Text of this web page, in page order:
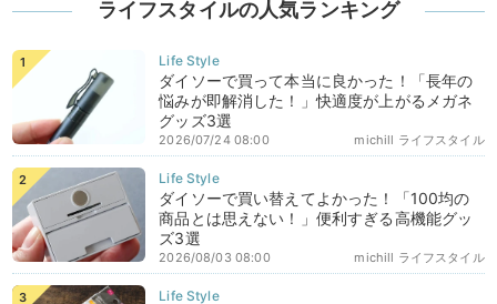
ライフスタイルの人気ランキング
ダイソーで買って本当に良かった！「長年の
悩みが即解消した！」快適度が上がるメガネ
グッズ3選
michill ライフスタイル
2026/07/24 08:00
ダイソーで買い替えてよかった！「100均の
商品とは思えない！」便利すぎる高機能グッ
ズ3選
michill ライフスタイル
2026/08/03 08:00